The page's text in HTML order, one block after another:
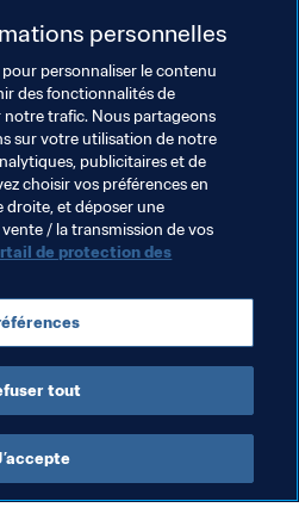
qu’elle veut
leur voie et les aide à
mêmes
à ses adjoints d’exprimer
se sentir intégrés au groupe
Football Féminin
personnelles
personnaliser le contenu
des fonctionnalités de
notre trafic. Nous partageons
sur votre utilisation de notre
publicitaires et de
choisir vos préférences en
droite, et déposer une
/ la transmission de vos
de protection des
tout